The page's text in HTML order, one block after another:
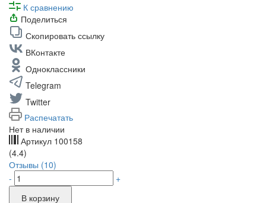
К сравнению
Поделиться
Скопировать ссылку
ВКонтакте
Одноклассники
Telegram
Twitter
Распечатать
Нет в наличии
Артикул 100158
(4.4)
Отзывы (10)
-
+
В корзину